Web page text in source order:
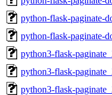
python-flask-paginate-
python-flask-paginate-
python3-flask-
python3-flask-
python3-flask-